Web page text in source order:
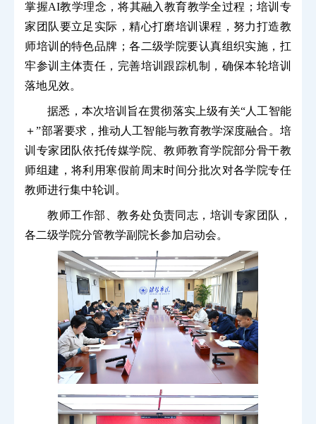
掌握AI教学理念，将其融入教育教学全过程；培训专
家团队要立足实际，精心打磨培训课程，努力打造教
师培训的特色品牌；各二级学院要认真组织实施，扛
牢参训主体责任，完善培训跟踪机制，确保本轮培训
落地见效。
据悉，本次培训旨在贯彻落实上级有关“人工智能
＋”部署要求，推动人工智能与教育教学深度融合。培
训专家团队依托传媒学院、教师教育学院部分骨干教
师组建，将利用寒假前周末时间分批次对各学院专任
教师进行集中轮训。
教师工作部、教务处负责同志，培训专家团队，
各二级学院分管教学副院长参加启动会。